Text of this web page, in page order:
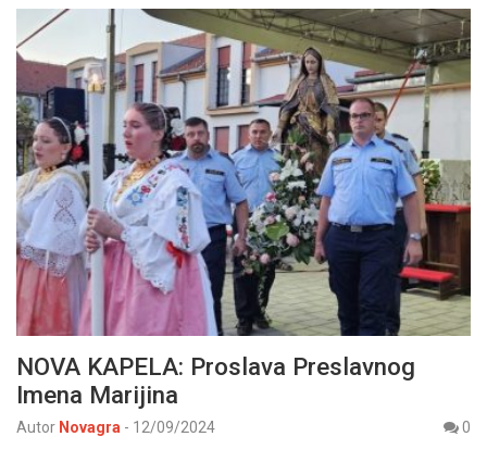
NOVA KAPELA: Proslava Preslavnog
Imena Marijina
Autor Novagra - 12/09/2024
0